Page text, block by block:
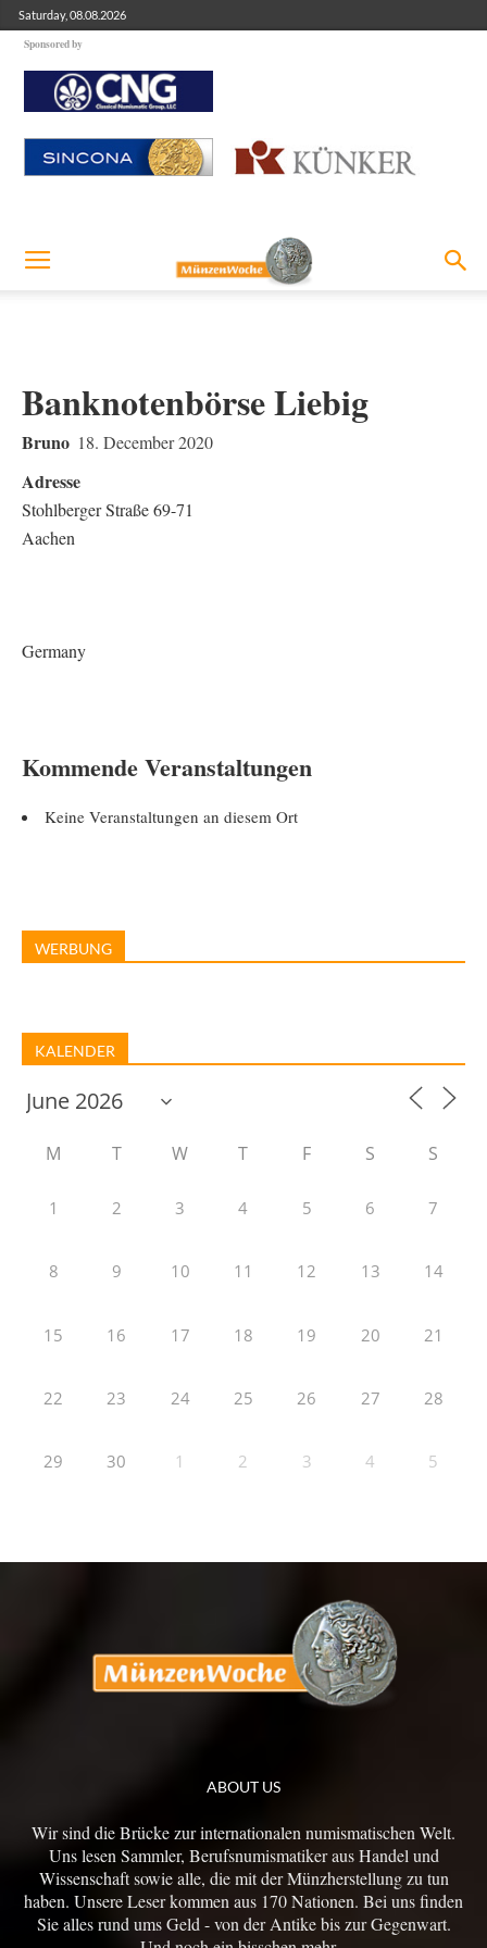
Saturday, 08.08.2026
Sponsored by
Banknotenbörse Liebig
Bruno 18. December 2020
Adresse
Stohlberger Straße 69-71
Aachen
Germany
Kommende Veranstaltungen
Keine Veranstaltungen an diesem Ort
WERBUNG
KALENDER
M T W T F S S
1 2 3 4 5 6 7
8 9 10 11 12 13 14
15 16 17 18 19 20 21
22 23 24 25 26 27 28
29 30 1 2 3 4 5
ABOUT US
Wir sind die Brücke zur internationalen numismatischen Welt.
Uns lesen Sammler, Berufsnumismatiker aus Handel und
Wissenschaft sowie alle, die mit der Münzherstellung zu tun
haben. Unsere Leser kommen aus 170 Nationen. Bei uns finden
Sie alles rund ums Geld - von der Antike bis zur Gegenwart.